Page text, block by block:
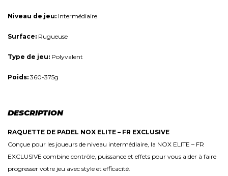
Niveau de jeu: Intermédiaire
Surface: Rugueuse
Type de jeu: Polyvalent
Poids: 360-375g
DESCRIPTION
RAQUETTE DE PADEL NOX ELITE – FR EXCLUSIVE
Conçue pour les joueurs de niveau intermédiaire, la NOX ELITE – FR
EXCLUSIVE combine contrôle, puissance et effets pour vous aider à faire
progresser votre jeu avec style et efficacité.